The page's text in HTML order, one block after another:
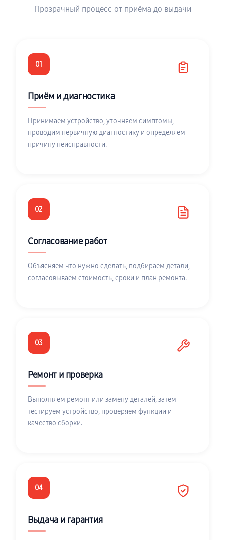
Прозрачный процесс от приёма до выдачи
01
Приём и диагностика
Принимаем устройство, уточняем симптомы,
проводим первичную диагностику и определяем
причину неисправности.
02
Согласование работ
Объясняем что нужно сделать, подбираем детали,
согласовываем стоимость, сроки и план ремонта.
03
Ремонт и проверка
Выполняем ремонт или замену деталей, затем
тестируем устройство, проверяем функции и
качество сборки.
04
Выдача и гарантия